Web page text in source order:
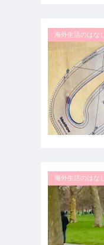
海外生活のはなし
海外生活のはなし